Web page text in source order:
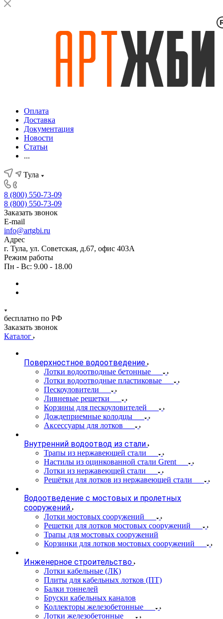
Оплата
Доставка
Документация
Новости
Статьи
...
Тула
8 (800) 550-73-09
8 (800) 550-73-09
Заказать звонок
E-mail
info@artgbi.ru
Адрес
г. Тула, ул. Советская, д.67, офис 403А
Режим работы
Пн - Вс: 9.00 - 18.00
бесплатно по РФ
Заказать звонок
Каталог
Поверхностное водоотведение
Лотки водоотводные бетонные
Лотки водоотводные пластиковые
Пескоуловители
Ливневые решетки
Корзины для пескоуловителей
Дождеприемные колодцы
Аксессуары для лотков
Внутренний водоотвод из стали
Трапы из нержавеющей стали
Настилы из оцинкованной стали Grent
Лотки из нержавеющей стали
Решётки для лотков из нержавеющей стали
Водоотведение с мостовых и пролетных
сооружений
Лотки мостовых сооружений
Решетки для лотков мостовых сооружений
Трапы для мостовых сооружений
Корзинки для лотков мостовых сооружений
Инженерное строительство
Лотки кабельные (ЛК)
Плиты для кабельных лотков (ПТ)
Балки тоннелей
Бруски кабельных каналов
Коллекторы железобетонные
Лотки железобетонные